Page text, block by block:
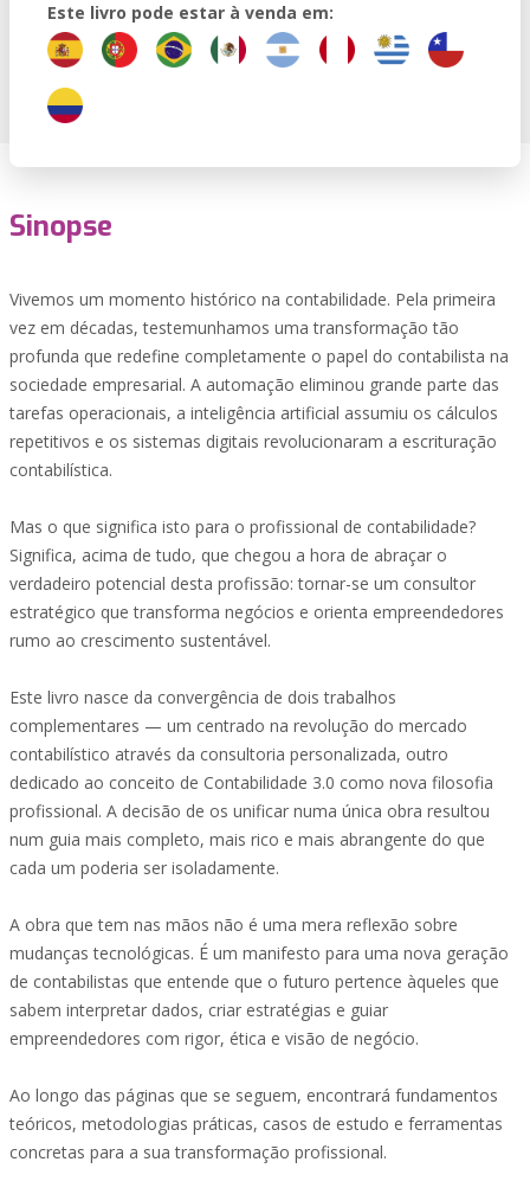
Este livro pode estar à venda em:
Sinopse
Vivemos um momento histórico na contabilidade. Pela primeira
vez em décadas, testemunhamos uma transformação tão
profunda que redefine completamente o papel do contabilista na
sociedade empresarial. A automação eliminou grande parte das
tarefas operacionais, a inteligência artificial assumiu os cálculos
repetitivos e os sistemas digitais revolucionaram a escrituração
contabilística.
Mas o que significa isto para o profissional de contabilidade?
Significa, acima de tudo, que chegou a hora de abraçar o
verdadeiro potencial desta profissão: tornar-se um consultor
estratégico que transforma negócios e orienta empreendedores
rumo ao crescimento sustentável.
Este livro nasce da convergência de dois trabalhos
complementares — um centrado na revolução do mercado
contabilístico através da consultoria personalizada, outro
dedicado ao conceito de Contabilidade 3.0 como nova filosofia
profissional. A decisão de os unificar numa única obra resultou
num guia mais completo, mais rico e mais abrangente do que
cada um poderia ser isoladamente.
A obra que tem nas mãos não é uma mera reflexão sobre
mudanças tecnológicas. É um manifesto para uma nova geração
de contabilistas que entende que o futuro pertence àqueles que
sabem interpretar dados, criar estratégias e guiar
empreendedores com rigor, ética e visão de negócio.
Ao longo das páginas que se seguem, encontrará fundamentos
teóricos, metodologias práticas, casos de estudo e ferramentas
concretas para a sua transformação profissional.